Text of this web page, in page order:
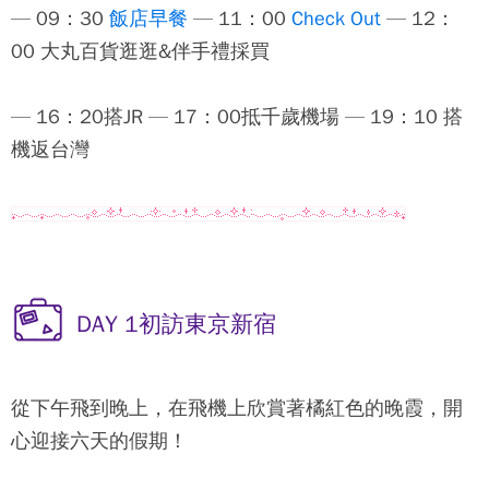
— 09：30 飯店早餐 — 11：00 Check Out — 12：
00 大丸百貨逛逛&伴手禮採買
— 16：20搭JR — 17：00抵千歲機場 — 19：10 搭
機返台灣
DAY 1初訪東京新宿
從下午飛到晚上，在飛機上欣賞著橘紅色的晚霞，開
心迎接六天的假期！